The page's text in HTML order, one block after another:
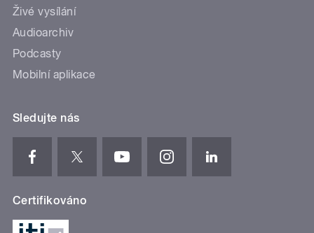
Živé vysílání
Audioarchiv
Podcasty
Mobilní aplikace
Sledujte nás
Certifikováno